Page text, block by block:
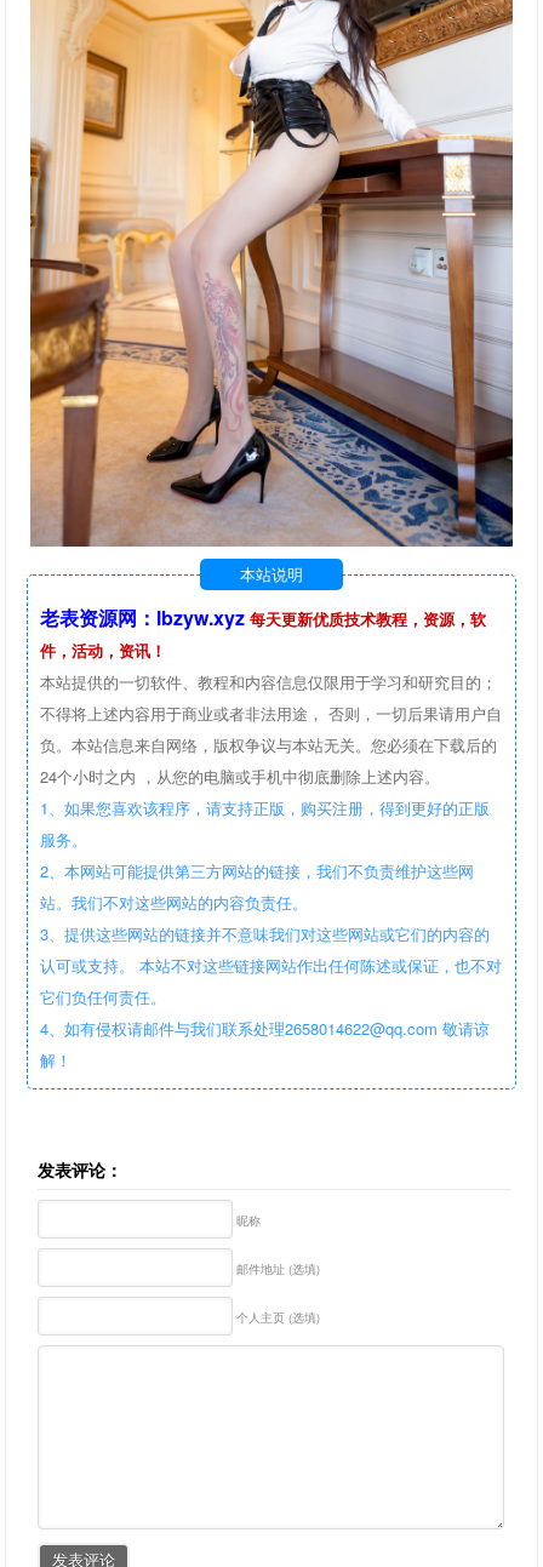
本站说明
老表资源网：lbzyw.xyz 每天更新优质技术教程，资源，软
件，活动，资讯！
本站提供的一切软件、教程和内容信息仅限用于学习和研究目的；
不得将上述内容用于商业或者非法用途， 否则，一切后果请用户自
负。本站信息来自网络，版权争议与本站无关。您必须在下载后的
24个小时之内 ，从您的电脑或手机中彻底删除上述内容。
1、如果您喜欢该程序，请支持正版，购买注册，得到更好的正版
服务。
2、本网站可能提供第三方网站的链接，我们不负责维护这些网
站。我们不对这些网站的内容负责任。
3、提供这些网站的链接并不意味我们对这些网站或它们的内容的
认可或支持。 本站不对这些链接网站作出任何陈述或保证，也不对
它们负任何责任。
4、如有侵权请邮件与我们联系处理2658014622@qq.com 敬请谅
解！
发表评论：
昵称
邮件地址 (选填)
个人主页 (选填)